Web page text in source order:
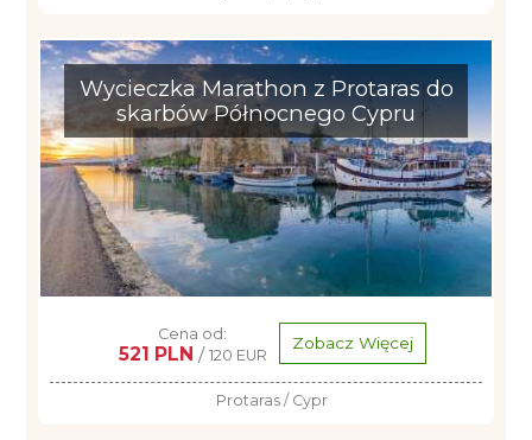
Wycieczka Marathon z Protaras do
skarbów Północnego Cypru
Cena od:
521 PLN / 120 EUR
Zobacz Więcej
Protaras / Cypr